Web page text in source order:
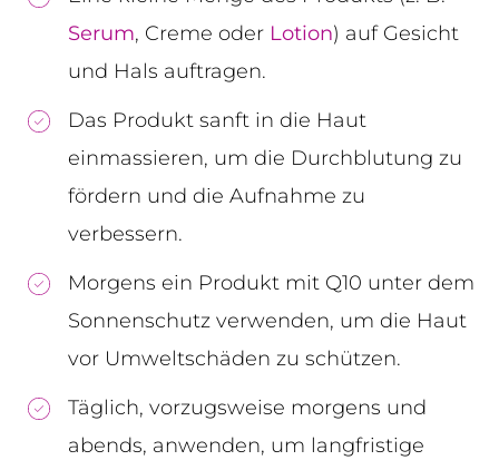
Serum, Creme oder Lotion) auf Gesicht
und Hals auftragen.
Das Produkt sanft in die Haut
einmassieren, um die Durchblutung zu
fördern und die Aufnahme zu
verbessern.
Morgens ein Produkt mit Q10 unter dem
Sonnenschutz verwenden, um die Haut
vor Umweltschäden zu schützen.
Täglich, vorzugsweise morgens und
abends, anwenden, um langfristige